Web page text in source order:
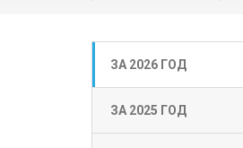
ЗА 2026 ГОД
ЗА 2025 ГОД